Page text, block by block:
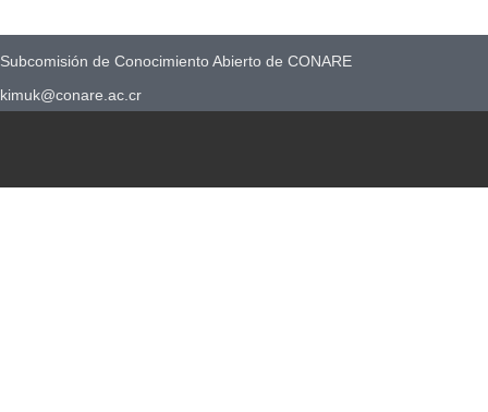
Subcomisión de Conocimiento Abierto de CONARE
kimuk@conare.ac.cr